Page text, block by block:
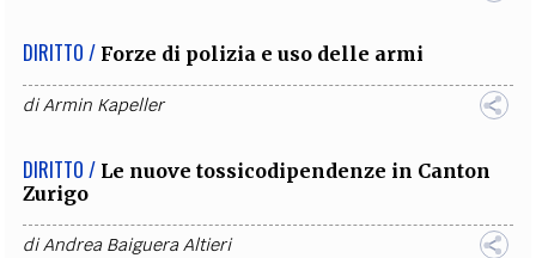
DIRITTO / Forze di polizia e uso delle armi
diArmin Kapeller
DIRITTO / Le nuove tossicodipendenze in Canton
Zurigo
diAndrea Baiguera Altieri